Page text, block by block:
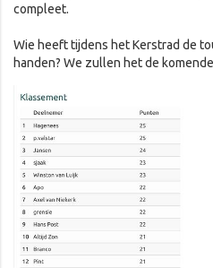
compleet.
Wie heeft tijdens het Kerstrad de
handen? We zullen het de